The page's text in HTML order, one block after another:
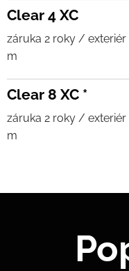
Clear 4 XC
záruka 2 roky / exteriér
m
Clear 8 XC *
záruka 2 roky / exteriér
m